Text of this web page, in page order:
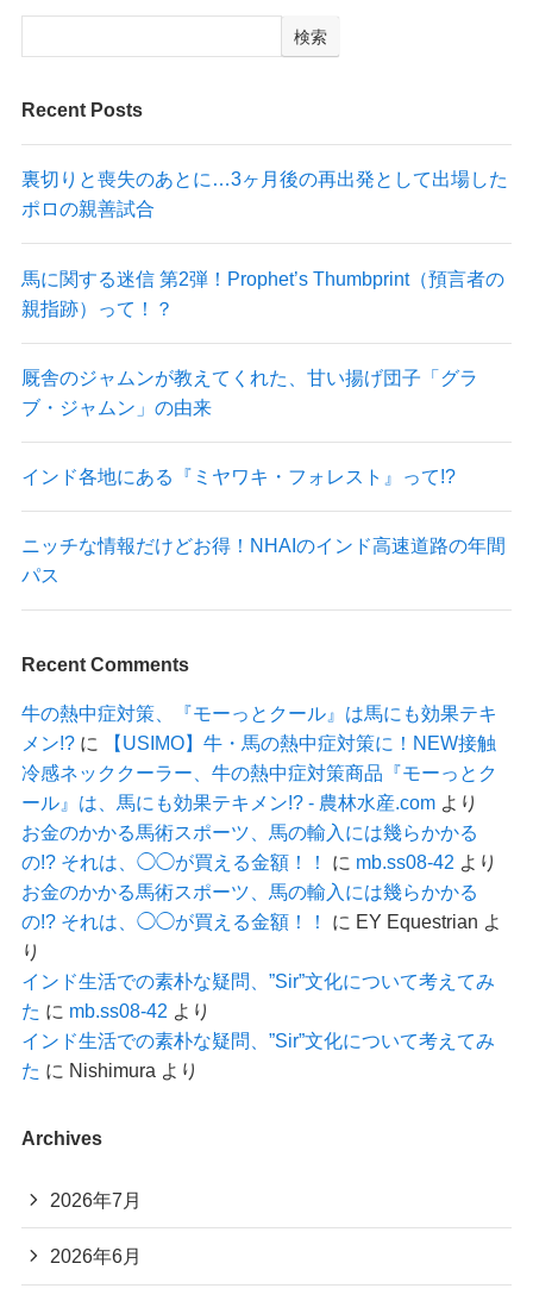
検索
Recent Posts
裏切りと喪失のあとに…3ヶ月後の再出発として出場した
ポロの親善試合
馬に関する迷信 第2弾！Prophet’s Thumbprint（預言者の
親指跡）って！？
厩舎のジャムンが教えてくれた、甘い揚げ団子「グラ
ブ・ジャムン」の由来
インド各地にある『ミヤワキ・フォレスト』って!?
ニッチな情報だけどお得！NHAIのインド高速道路の年間
パス
Recent Comments
牛の熱中症対策、『モーっとクール』は馬にも効果テキ
メン!?に
【USIMO】牛・馬の熱中症対策に！NEW接触
冷感ネッククーラー、牛の熱中症対策商品『モーっとク
ール』は、馬にも効果テキメン!? - 農林水産.comより
お金のかかる馬術スポーツ、馬の輸入には幾らかかる
の!? それは、◯◯が買える金額！！
に mb.ss08-42 より
お金のかかる馬術スポーツ、馬の輸入には幾らかかる
の!? それは、◯◯が買える金額！！
に EY Equestrian よ
り
インド生活での素朴な疑問、”Sir”文化について考えてみ
た に mb.ss08-42 より
インド生活での素朴な疑問、”Sir”文化について考えてみ
た に Nishimura より
Archives
2026年7月
2026年6月